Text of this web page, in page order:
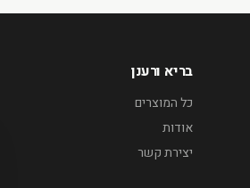
בריא ורענן
כל המוצרים
אודות
יצירת קשר